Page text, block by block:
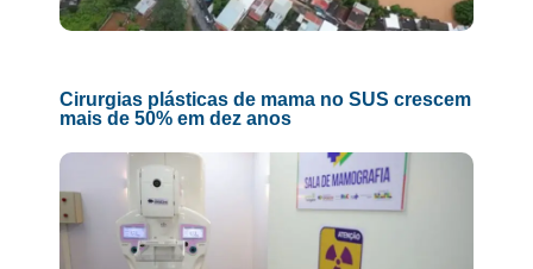
Cirurgias plásticas de mama no SUS crescem
mais de 50% em dez anos